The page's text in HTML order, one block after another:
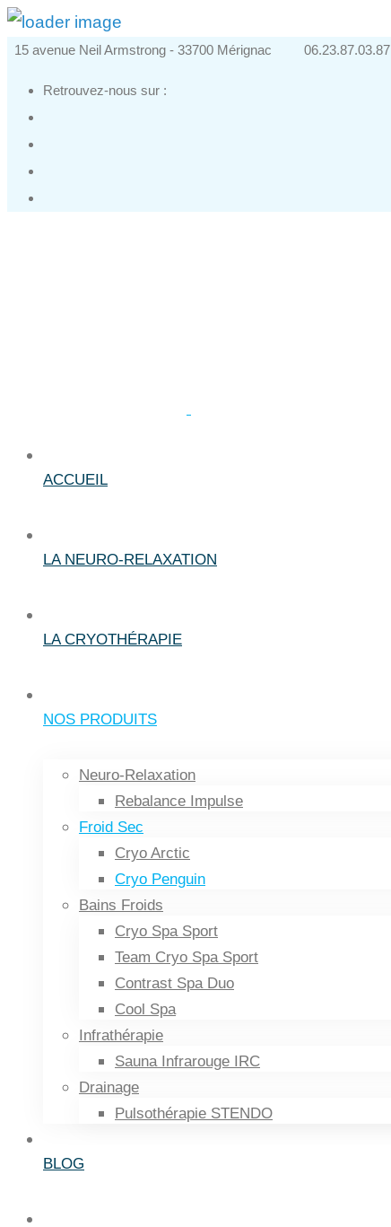
15 avenue Neil Armstrong - 33700 Mérignac 06.23.87.03.87
Retrouvez-nous sur :
ACCUEIL
LA NEURO-RELAXATION
LA CRYOTHÉRAPIE
NOS PRODUITS
Neuro-Relaxation
Rebalance Impulse
Froid Sec
Cryo Arctic
Cryo Penguin
Bains Froids
Cryo Spa Sport
Team Cryo Spa Sport
Contrast Spa Duo
Cool Spa
Infrathérapie
Sauna Infrarouge IRC
Drainage
Pulsothérapie STENDO
BLOG